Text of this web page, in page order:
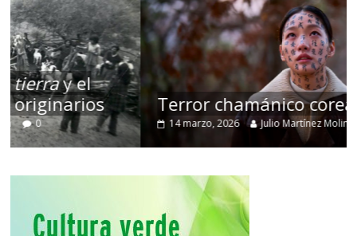
Terror chamánico coreano
14 marzo, 2026 Julio Martínez Molina 0